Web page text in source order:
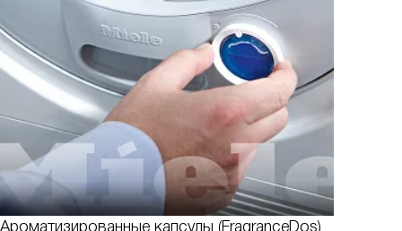
Ароматизированные капсулы (FragranceDos)